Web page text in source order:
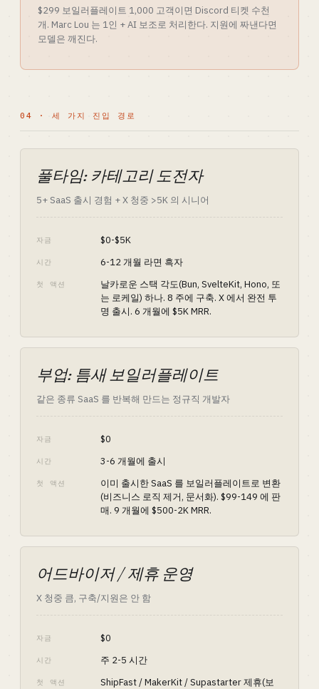
$299 보일러플레이트 1,000 고객이면 Discord 티켓 수천
개. Marc Lou 는 1인 + AI 보조로 처리한다. 지원에 짜낸다면
모델은 깨진다.
04 · 세 가지 진입 경로
풀타임: 카테고리 도전자
5+ SaaS 출시 경험 + X 청중 >5K 의 시니어
자금 $0-$5K
시간 6-12 개월 라면 흑자
첫 액션
날카로운 스택 각도(Bun, SvelteKit, Hono, 또
는 로케일) 하나. 8 주에 구축. X 에서 완전 투
명 출시. 6 개월에 $5K MRR.
부업: 틈새 보일러플레이트
같은 종류 SaaS 를 반복해 만드는 정규직 개발자
자금 $0
시간 3-6 개월에 출시
첫 액션
이미 출시한 SaaS 를 보일러플레이트로 변환
(비즈니스 로직 제거, 문서화). $99-149 에 판
매. 9 개월에 $500-2K MRR.
어드바이저 / 제휴 운영
X 청중 큼, 구축/지원은 안 함
자금 $0
시간 주 2-5 시간
첫 액션
ShipFast / MakerKit / Supastarter 제휴(보